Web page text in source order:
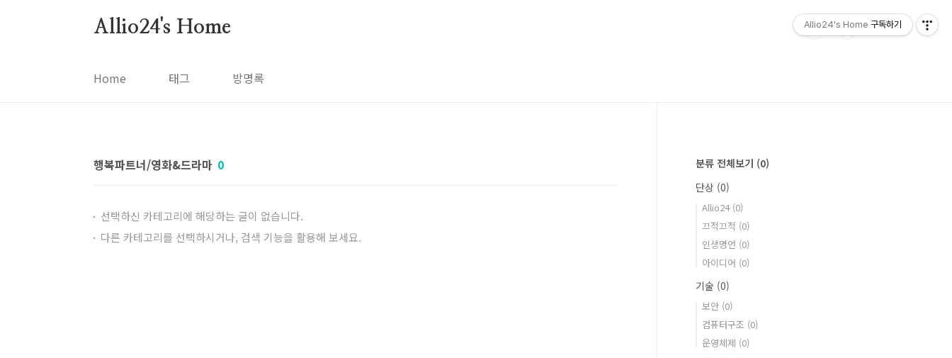
Allio24's Home
Home 태그 방명록
행복파트너/영화&드라마 0
선택하신 카테고리에 해당하는 글이 없습니다.
다른 카테고리를 선택하시거나, 검색 기능을 활용해 보세요.
분류 전체보기 (0)
단상 (0)
Allio24 (0)
끄적끄적 (0)
인생명언 (0)
아이디어 (0)
기술 (0)
보안 (0)
컴퓨터구조 (0)
운영체제 (0)
Allio24's Home 구독하기